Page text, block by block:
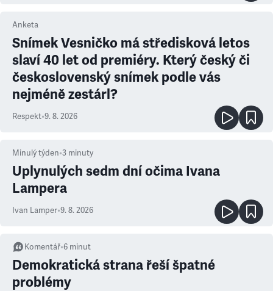
Anketa
Snímek Vesničko má středisková letos
slaví 40 let od premiéry. Který český či
československý snímek podle vás
nejméně zestárl?
Respekt•9. 8. 2026
Minulý týden•3 minuty
Uplynulých sedm dní očima Ivana
Lampera
Ivan Lamper•9. 8. 2026
Komentář•6 minut
Demokratická strana řeší špatné
problémy